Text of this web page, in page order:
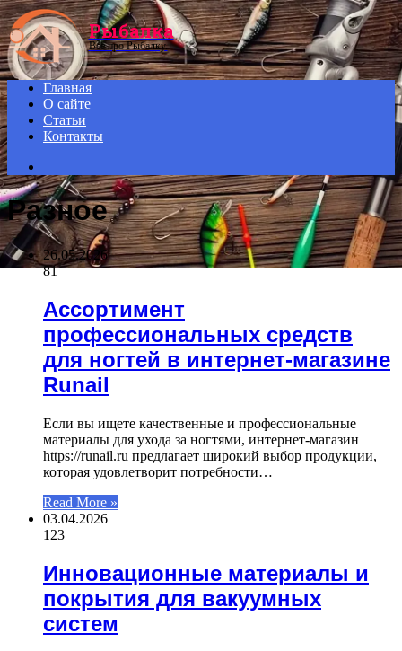
Menu
Рыбалка
Всё про Рыбалку.
Главная
О сайте
Статьи
Контакты
for
Разное
26.05.2026
81
Ассортимент
профессиональных средств
для ногтей в интернет-магазине
Runail
Если вы ищете качественные и профессиональные
материалы для ухода за ногтями, интернет-магазин
https://runail.ru предлагает широкий выбор продукции,
которая удовлетворит потребности…
Read More »
03.04.2026
123
Инновационные материалы и
покрытия для вакуумных
систем